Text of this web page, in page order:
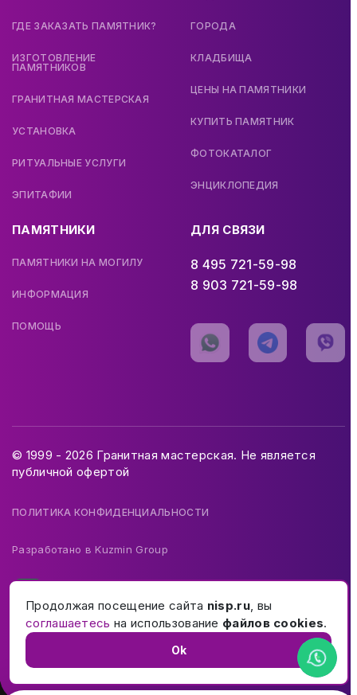
ГДЕ ЗАКАЗАТЬ ПАМЯТНИК?
ИЗГОТОВЛЕНИЕ
ПАМЯТНИКОВ
ГРАНИТНАЯ МАСТЕРСКАЯ
УСТАНОВКА
РИТУАЛЬНЫЕ УСЛУГИ
ЭПИТАФИИ
ГОРОДА
КЛАДБИЩА
ЦЕНЫ НА ПАМЯТНИКИ
КУПИТЬ ПАМЯТНИК
ФОТОКАТАЛОГ
ЭНЦИКЛОПЕДИЯ
ПАМЯТНИКИ
ПАМЯТНИКИ НА МОГИЛУ
ИНФОРМАЦИЯ
ПОМОЩЬ
ДЛЯ СВЯЗИ
8 495 721-59-98
8 903 721-59-98
© 1999 - 2026 Гранитная мастерская. Не является
публичной офертой
ПОЛИТИКА КОНФИДЕНЦИАЛЬНОСТИ
Разработано вKuzmin Group
Продолжая посещение сайта nisp.ru, вы
соглашаетесь на использование файлов cookies.
Ok